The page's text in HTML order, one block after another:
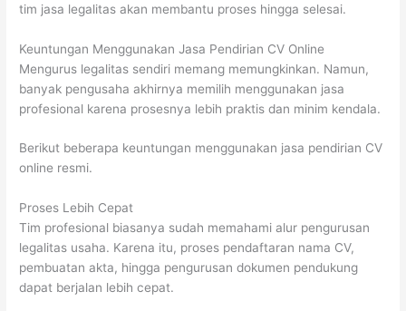
tim jasa legalitas akan membantu proses hingga selesai.
Keuntungan Menggunakan Jasa Pendirian CV Online
Mengurus legalitas sendiri memang memungkinkan. Namun,
banyak pengusaha akhirnya memilih menggunakan jasa
profesional karena prosesnya lebih praktis dan minim kendala.
Berikut beberapa keuntungan menggunakan jasa pendirian CV
online resmi.
Proses Lebih Cepat
Tim profesional biasanya sudah memahami alur pengurusan
legalitas usaha. Karena itu, proses pendaftaran nama CV,
pembuatan akta, hingga pengurusan dokumen pendukung
dapat berjalan lebih cepat.